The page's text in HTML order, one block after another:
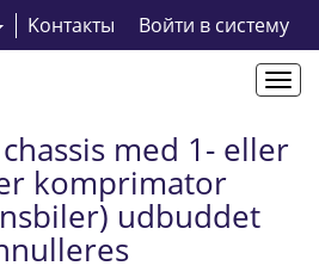
Kонтакты Bойти в систему
med 1- eller
komprimator
udbuddet